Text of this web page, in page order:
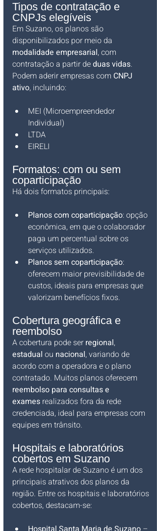
Tipos de contratação e
CNPJs elegíveis
Em Suzano, os planos são
disponibilizados por meio da
modalidade empresarial, com
contratação a partir de duas vidas.
Podem aderir empresas com CNPJ
ativo, incluindo:
MEI (Microempreendedor
Individual)
LTDA
EIRELI
Formatos: com ou sem
coparticipação
Há dois formatos principais:
Planos com coparticipação: opção
econômica, em que o colaborador
paga um percentual sobre os
serviços utilizados.
Planos sem coparticipação:
oferecem maior previsibilidade de
custos, ideais para empresas que
valorizam benefícios fixos.
Cobertura geográfica e
reembolso
A cobertura pode ser regional,
estadual ou nacional, variando de
acordo com a operadora e o plano
contratado. Muitos planos oferecem
reembolso para consultas e
exames realizados fora da rede
credenciada, ideal para empresas com
equipes em trânsito.
Hospitais e laboratórios
cobertos em Suzano
A rede hospitalar de Suzano é um dos
principais atrativos dos planos da
região. Entre os hospitais e laboratórios
cobertos, destacam-se: